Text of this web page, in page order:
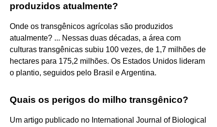
produzidos atualmente?
Onde os transgênicos agrícolas são produzidos
atualmente? ... Nessas duas décadas, a área com
culturas transgênicas subiu 100 vezes, de 1,7 milhões de
hectares para 175,2 milhões. Os Estados Unidos lideram
o plantio, seguidos pelo Brasil e Argentina.
Quais os perigos do milho transgênico?
Um artigo publicado no International Journal of Biological